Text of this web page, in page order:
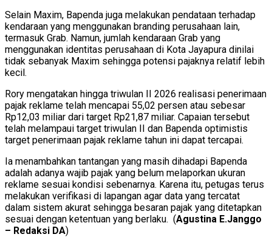
Selain Maxim, Bapenda juga melakukan pendataan terhadap
kendaraan yang menggunakan branding perusahaan lain,
termasuk Grab. Namun, jumlah kendaraan Grab yang
menggunakan identitas perusahaan di Kota Jayapura dinilai
tidak sebanyak Maxim sehingga potensi pajaknya relatif lebih
kecil.
Rory mengatakan hingga triwulan II 2026 realisasi penerimaan
pajak reklame telah mencapai 55,02 persen atau sebesar
Rp12,03 miliar dari target Rp21,87 miliar. Capaian tersebut
telah melampaui target triwulan II dan Bapenda optimistis
target penerimaan pajak reklame tahun ini dapat tercapai.
Ia menambahkan tantangan yang masih dihadapi Bapenda
adalah adanya wajib pajak yang belum melaporkan ukuran
reklame sesuai kondisi sebenarnya. Karena itu, petugas terus
melakukan verifikasi di lapangan agar data yang tercatat
dalam sistem akurat sehingga besaran pajak yang ditetapkan
sesuai dengan ketentuan yang berlaku. (Agustina E.Janggo
– Redaksi DA)